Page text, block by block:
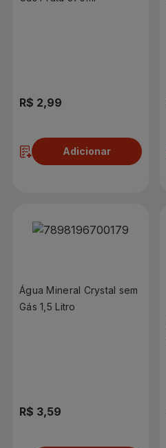
R$ 2,99
Adicionar
Água Mineral Crystal sem
Gás 1,5 Litro
R$ 3,59